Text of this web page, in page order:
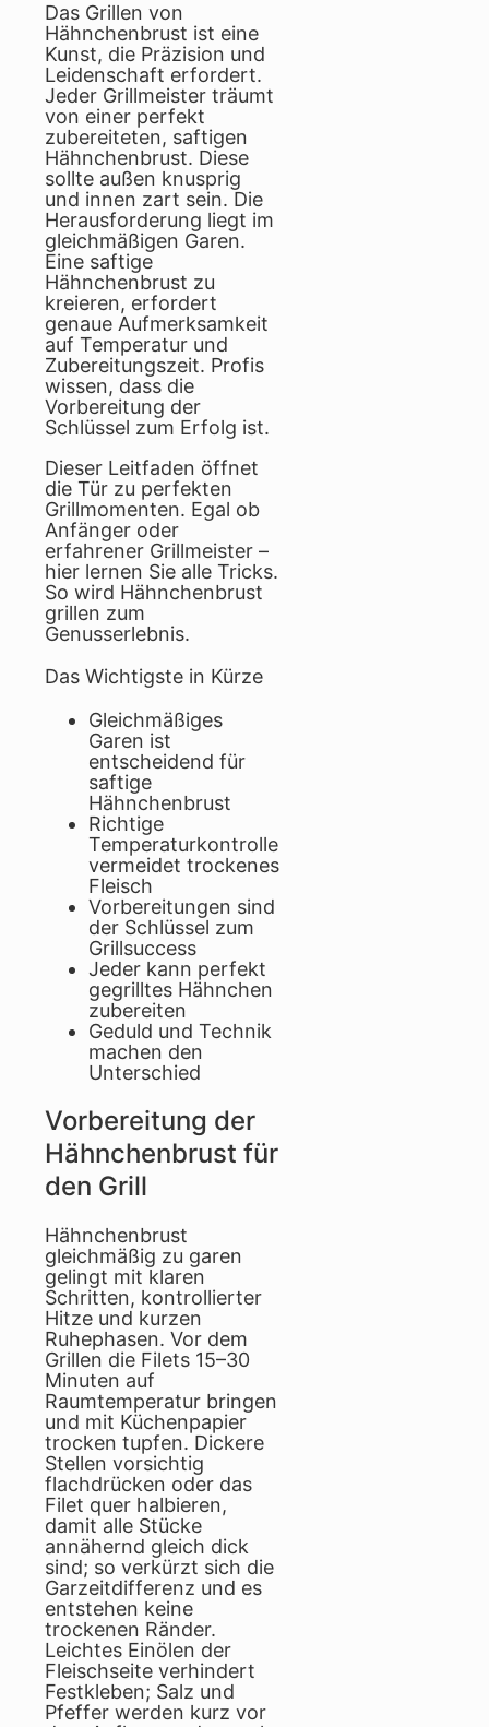
Das Grillen von
Hähnchenbrust ist eine
Kunst, die Präzision und
Leidenschaft erfordert.
Jeder Grillmeister träumt
von einer perfekt
zubereiteten, saftigen
Hähnchenbrust. Diese
sollte außen knusprig
und innen zart sein. Die
Herausforderung liegt im
gleichmäßigen Garen.
Eine saftige
Hähnchenbrust zu
kreieren, erfordert
genaue Aufmerksamkeit
auf Temperatur und
Zubereitungszeit. Profis
wissen, dass die
Vorbereitung der
Schlüssel zum Erfolg ist.
Dieser Leitfaden öffnet
die Tür zu perfekten
Grillmomenten. Egal ob
Anfänger oder
erfahrener Grillmeister –
hier lernen Sie alle Tricks.
So wird Hähnchenbrust
grillen zum
Genusserlebnis.
Das Wichtigste in Kürze
Gleichmäßiges
Garen ist
entscheidend für
saftige
Hähnchenbrust
Richtige
Temperaturkontrolle
vermeidet trockenes
Fleisch
Vorbereitungen sind
der Schlüssel zum
Grillsuccess
Jeder kann perfekt
gegrilltes Hähnchen
zubereiten
Geduld und Technik
machen den
Unterschied
Vorbereitung der
Hähnchenbrust für
den Grill
Hähnchenbrust
gleichmäßig zu garen
gelingt mit klaren
Schritten, kontrollierter
Hitze und kurzen
Ruhephasen. Vor dem
Grillen die Filets 15–30
Minuten auf
Raumtemperatur bringen
und mit Küchenpapier
trocken tupfen. Dickere
Stellen vorsichtig
flachdrücken oder das
Filet quer halbieren,
damit alle Stücke
annähernd gleich dick
sind; so verkürzt sich die
Garzeitdifferenz und es
entstehen keine
trockenen Ränder.
Leichtes Einölen der
Fleischseite verhindert
Festkleben; Salz und
Pfeffer werden kurz vor